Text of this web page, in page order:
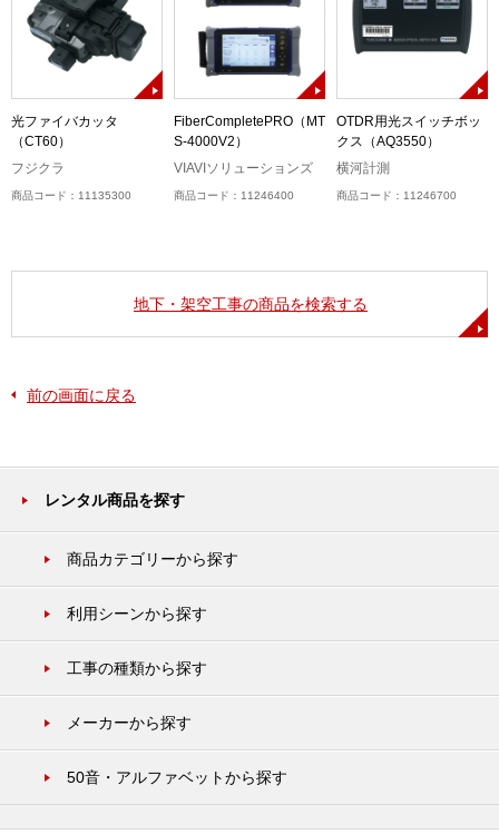
光ファイバカッタ
（CT60）
フジクラ
商品コード：11135300
FiberCompletePRO（MT
S-4000V2）
VIAVIソリューションズ
商品コード：11246400
OTDR用光スイッチボッ
クス（AQ3550）
横河計測
商品コード：11246700
地下・架空工事の商品を検索する
前の画面に戻る
レンタル商品を探す
商品カテゴリーから探す
利用シーンから探す
工事の種類から探す
メーカーから探す
50音・アルファベットから探す